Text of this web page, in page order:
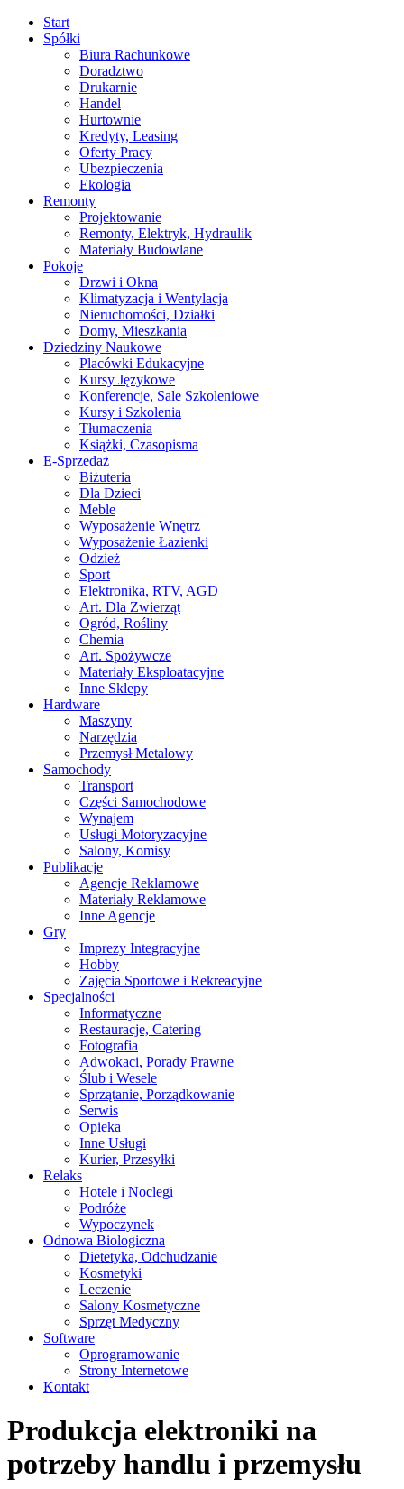
Start
Spółki
Biura Rachunkowe
Doradztwo
Drukarnie
Handel
Hurtownie
Kredyty, Leasing
Oferty Pracy
Ubezpieczenia
Ekologia
Remonty
Projektowanie
Remonty, Elektryk, Hydraulik
Materiały Budowlane
Pokoje
Drzwi i Okna
Klimatyzacja i Wentylacja
Nieruchomości, Działki
Domy, Mieszkania
Dziedziny Naukowe
Placówki Edukacyjne
Kursy Językowe
Konferencje, Sale Szkoleniowe
Kursy i Szkolenia
Tłumaczenia
Książki, Czasopisma
E-Sprzedaż
Biżuteria
Dla Dzieci
Meble
Wyposażenie Wnętrz
Wyposażenie Łazienki
Odzież
Sport
Elektronika, RTV, AGD
Art. Dla Zwierząt
Ogród, Rośliny
Chemia
Art. Spożywcze
Materiały Eksploatacyjne
Inne Sklepy
Hardware
Maszyny
Narzędzia
Przemysł Metalowy
Samochody
Transport
Części Samochodowe
Wynajem
Usługi Motoryzacyjne
Salony, Komisy
Publikacje
Agencje Reklamowe
Materiały Reklamowe
Inne Agencje
Gry
Imprezy Integracyjne
Hobby
Zajęcia Sportowe i Rekreacyjne
Specjalności
Informatyczne
Restauracje, Catering
Fotografia
Adwokaci, Porady Prawne
Ślub i Wesele
Sprzątanie, Porządkowanie
Serwis
Opieka
Inne Usługi
Kurier, Przesyłki
Relaks
Hotele i Noclegi
Podróże
Wypoczynek
Odnowa Biologiczna
Dietetyka, Odchudzanie
Kosmetyki
Leczenie
Salony Kosmetyczne
Sprzęt Medyczny
Software
Oprogramowanie
Strony Internetowe
Kontakt
Produkcja elektroniki na
potrzeby handlu i przemysłu